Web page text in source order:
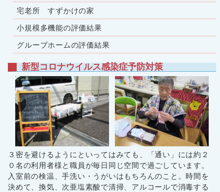
宅老所 すずかけの家
小規模多機能の評価結果
グループホームの評価結果
新型コロナウイルス感染症予防対策
３密を避けるようにといってはみても、「通い」には約２
０名の利用者様と職員が毎日同じ空間で過ごしています。
入室前の検温、手洗い・うがいはもちろんのこと。時間を
決めて、換気、次亜塩素酸で清掃、アルコールで消毒する